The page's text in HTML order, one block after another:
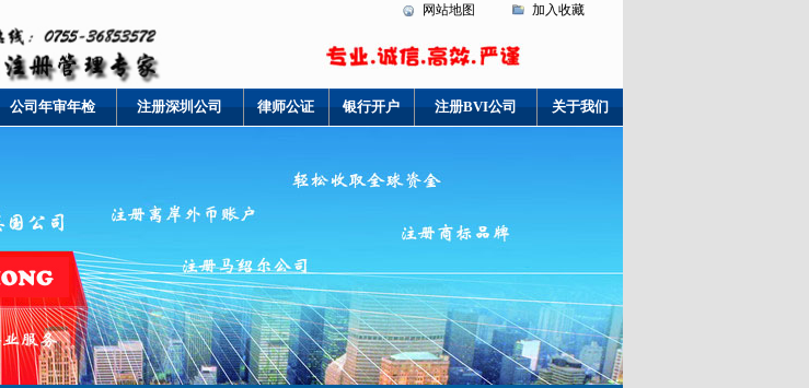
网站地图 加入收藏
公司年审年检 注册深圳公司 律师公证 银行开户 注册BVI公司 关于我们